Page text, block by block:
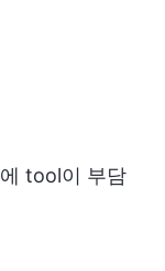
tool이 부담